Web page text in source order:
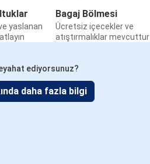
yaslanan
Bagaj Bölmesi
Ücretsiz içecekler ve
atıştırmalıklar mevcuttur
ediyorsunuz?
daha fazla bilgi